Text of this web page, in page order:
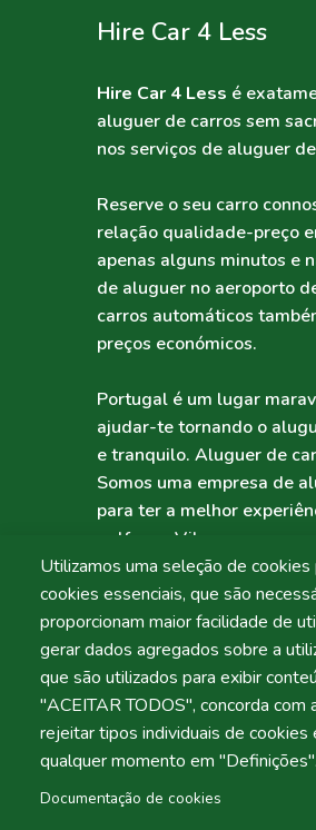
Utilizamos uma seleção de
cookies essenciais, que são
proporcionam maior facilidade de
gerar dados agregados sobre a
que são utilizados para exibir
"ACEITAR TODOS", concorda
rejeitar tipos individuais de
qualquer momento em "Definições".
Documentação de cookies
Hire Car 4 Less
Hire Car 4 Less é
aluguer de carros sem
nos serviços de aluguer
Reserve o seu carro
relação qualidade-preço
apenas alguns minutos e
de aluguer no aeroporto
carros automáticos
preços económicos.
Portugal é um lugar
ajudar-te tornando o
e tranquilo. Aluguer de
Somos uma empresa de
para ter a melhor
golfe em Vilamoura, ou
ajudá-lo com o nosso
terá todo o gosto em
aluguer perfeito para a
Termos e condiçõesPolítica